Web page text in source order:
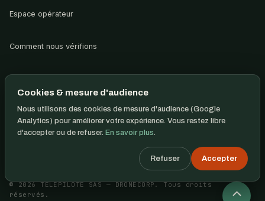
Espace opérateur
Comment nous vérifions
Avis · L.111-7-2
© 2026 TELEPILOTE SAS — DRONECORP. Tous droits
réservés.
Cookies & mesure d'audience
Nous utilisons des cookies de mesure d'audience (Google
Analytics) pour améliorer votre expérience. Vous restez libre
d'accepter ou de refuser. En savoir plus.
Refuser Accepter